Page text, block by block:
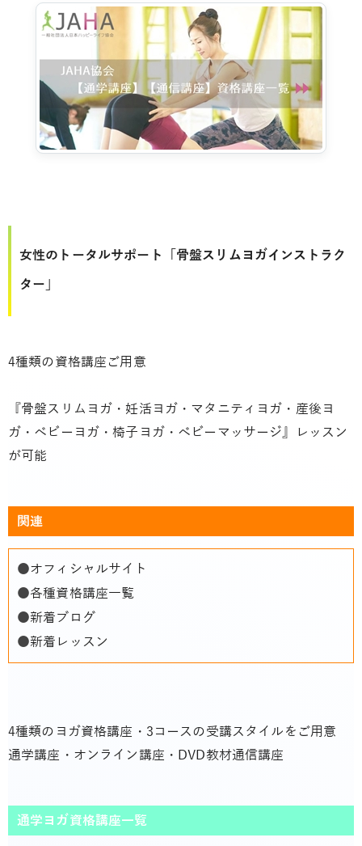
女性のトータルサポート「骨盤スリムヨガインストラク
ター」
4種類の資格講座ご用意
『骨盤スリムヨガ・妊活ヨガ・マタニティヨガ・産後ヨ
ガ・ベビーヨガ・椅子ヨガ・ベビーマッサージ』レッスン
が可能
関連
●オフィシャルサイト
●各種資格講座一覧
●新着ブログ
●新着レッスン
4種類のヨガ資格講座・3コースの受講スタイルをご用意
通学講座・オンライン講座・DVD教材通信講座
通学ヨガ資格講座一覧